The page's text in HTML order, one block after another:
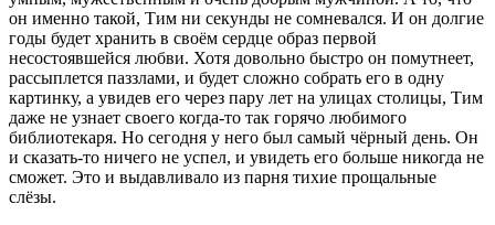
он именно такой, Тим ни секунды не сомневался. И он долгие
годы будет хранить в своём сердце образ первой
несостоявшейся любви. Хотя довольно быстро он помутнеет,
рассыплется паззлами, и будет сложно собрать его в одну
картинку, а увидев его через пару лет на улицах столицы, Тим
даже не узнает своего когда-то так горячо любимого
библиотекаря. Но сегодня у него был самый чёрный день. Он
и сказать-то ничего не успел, и увидеть его больше никогда не
сможет. Это и выдавливало из парня тихие прощальные
слёзы.